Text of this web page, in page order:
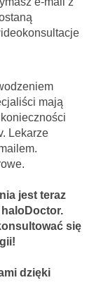
mają
Lekarze
jest teraz
się
dzięki